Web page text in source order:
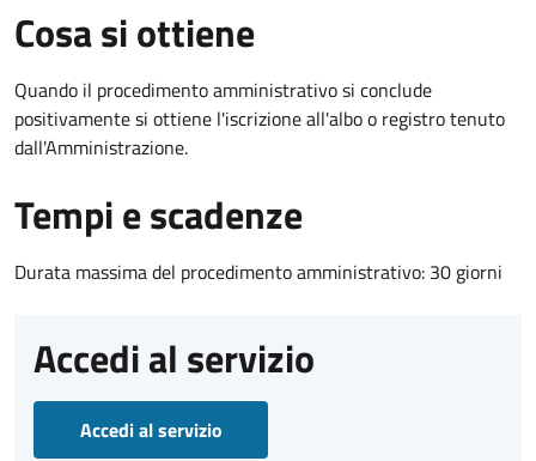
Cosa si ottiene
Quando il procedimento amministrativo si conclude
positivamente si ottiene l'iscrizione all'albo o registro tenuto
dall'Amministrazione.
Tempi e scadenze
Durata massima del procedimento amministrativo: 30 giorni
Accedi al servizio
Accedi al servizio